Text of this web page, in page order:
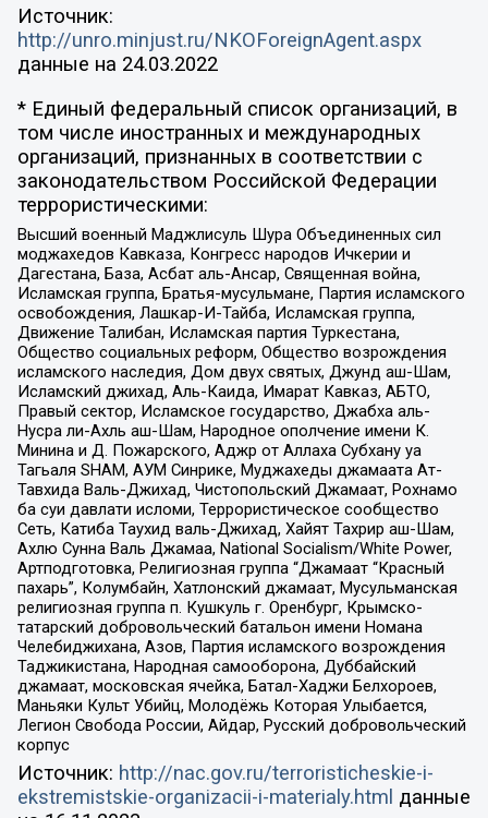
Источник:
http://unro.minjust.ru/NKOForeignAgent.aspx
данные на 24.03.2022
* Единый федеральный список организаций, в
том числе иностранных и международных
организаций, признанных в соответствии с
законодательством Российской Федерации
террористическими:
Высший военный Маджлисуль Шура Объединенных сил
моджахедов Кавказа, Конгресс народов Ичкерии и
Дагестана, База, Асбат аль-Ансар, Священная война,
Исламская группа, Братья-мусульмане, Партия исламского
освобождения, Лашкар-И-Тайба, Исламская группа,
Движение Талибан, Исламская партия Туркестана,
Общество социальных реформ, Общество возрождения
исламского наследия, Дом двух святых, Джунд аш-Шам,
Исламский джихад, Аль-Каида, Имарат Кавказ, АБТО,
Правый сектор, Исламское государство, Джабха аль-
Нусра ли-Ахль аш-Шам, Народное ополчение имени К.
Минина и Д. Пожарского, Аджр от Аллаха Субхану уа
Тагьаля SHAM, АУМ Синрике, Муджахеды джамаата Ат-
Тавхида Валь-Джихад, Чистопольский Джамаат, Рохнамо
ба суи давлати исломи, Террористическое сообщество
Сеть, Катиба Таухид валь-Джихад, Хайят Тахрир аш-Шам,
Ахлю Сунна Валь Джамаа, National Socialism/White Power,
Артподготовка, Религиозная группа “Джамаат “Красный
пахарь”, Колумбайн, Хатлонский джамаат, Мусульманская
религиозная группа п. Кушкуль г. Оренбург, Крымско-
татарский добровольческий батальон имени Номана
Челебиджихана, Азов, Партия исламского возрождения
Таджикистана, Народная самооборона, Дуббайский
джамаат, московская ячейка, Батал-Хаджи Белхороев,
Маньяки Культ Убийц, Молодёжь Которая Улыбается,
Легион Свобода России, Айдар, Русский добровольческий
корпус
Источник: http://nac.gov.ru/terroristicheskie-i-
ekstremistskie-organizacii-i-materialy.html данные